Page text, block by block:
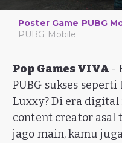
Poster Game PUBG
PUBG Mobile
Pop Games VIVA -
PUBG sukses seperti
Luxxy? Di era
content creator asal
jago main, kamu